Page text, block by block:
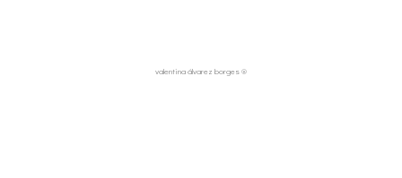
valentina álvarez borges ®